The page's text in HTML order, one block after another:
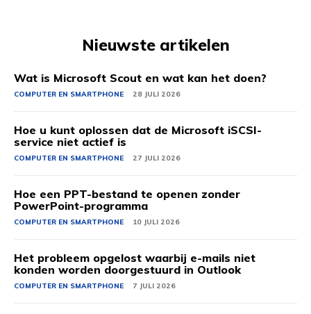
Nieuwste artikelen
Wat is Microsoft Scout en wat kan het doen?
COMPUTER EN SMARTPHONE 28 JULI 2026
Hoe u kunt oplossen dat de Microsoft iSCSI-
service niet actief is
COMPUTER EN SMARTPHONE 27 JULI 2026
Hoe een PPT-bestand te openen zonder
PowerPoint-programma
COMPUTER EN SMARTPHONE 10 JULI 2026
Het probleem opgelost waarbij e-mails niet
konden worden doorgestuurd in Outlook
COMPUTER EN SMARTPHONE 7 JULI 2026